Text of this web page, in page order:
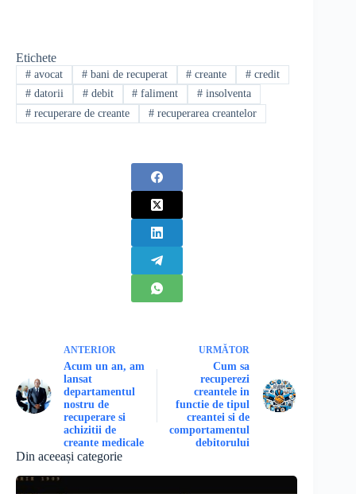
Etichete
#avocat #bani de recuperat # creante # credit
#datorii #debit # faliment # insolventa
#recuperare de creante #recuperarea creantelor
ANTERIOR
Acum un an, am
lansat
departamentul
nostru de
recuperare si
achizitii de
creante medicale
URMĂTOR
Cum sa
recuperezi
creantele in
functie de tipul
creantei si de
comportamentul
debitorului
Din aceeași categorie